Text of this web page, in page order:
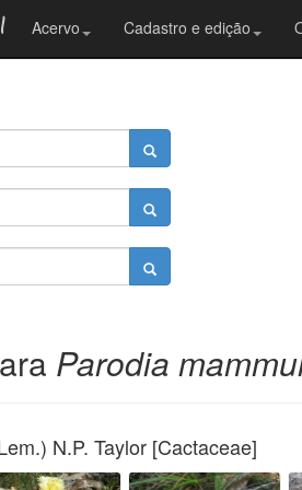
Acervo Cadastro e edição
Parodia
N.P. Taylor [Cactaceae]